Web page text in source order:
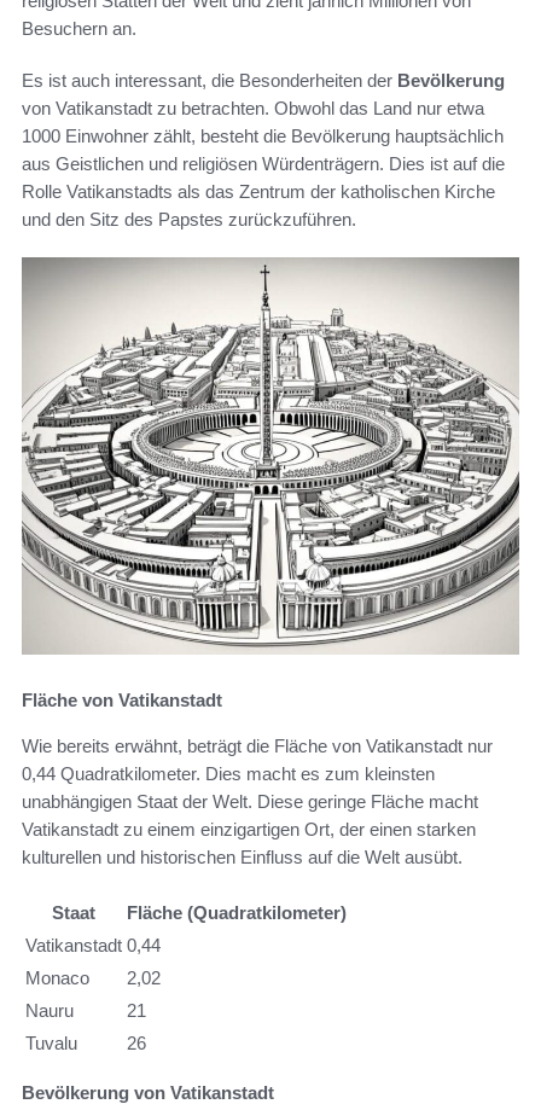
Besuchern an.
Es ist auch interessant, die Besonderheiten der Bevölkerung
von Vatikanstadt zu betrachten. Obwohl das Land nur etwa
1000 Einwohner zählt, besteht die Bevölkerung hauptsächlich
aus Geistlichen und religiösen Würdenträgern. Dies ist auf die
Rolle Vatikanstadts als das Zentrum der katholischen Kirche
und den Sitz des Papstes zurückzuführen.
Fläche von Vatikanstadt
Wie bereits erwähnt, beträgt die Fläche von Vatikanstadt nur
0,44 Quadratkilometer. Dies macht es zum kleinsten
unabhängigen Staat der Welt. Diese geringe Fläche macht
Vatikanstadt zu einem einzigartigen Ort, der einen starken
kulturellen und historischen Einfluss auf die Welt ausübt.
Staat
Fläche (Quadratkilometer)
Vatikanstadt 0,44
Monaco
2,02
Nauru
21
Tuvalu
26
Bevölkerung von Vatikanstadt